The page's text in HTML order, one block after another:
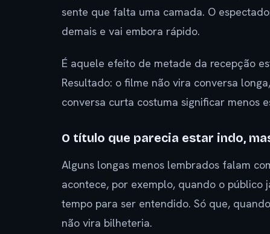
sente que falta uma camada. O
demais e vai embora rápido.
É aquele efeito de metade da recepção
Resultado: o filme não vira conversa
conversa curta costuma significar menos
O título que parecia estar indo,
Alguns longas menos lembrados falam
acontece, por exemplo, quando o
tempo para ser entendido. Só que,
não vira bilheteria.